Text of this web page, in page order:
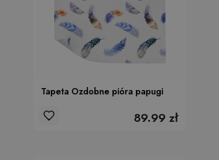
Tapeta Ozdobne pióra papugi
89.99 zł